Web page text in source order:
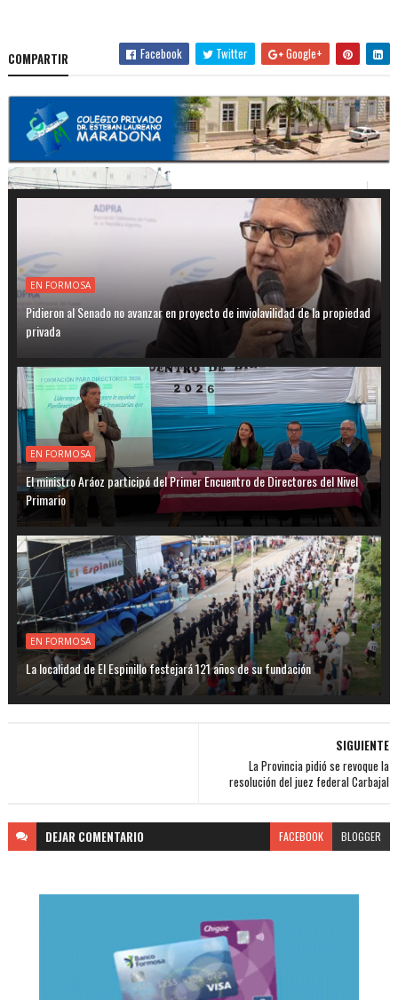
COMPARTIR Facebook Twitter Google+
EN FORMOSA
Pidieron al Senado no avanzar en proyecto de inviolavilidad de la propiedad
privada
EN FORMOSA
El ministro Aráoz participó del Primer Encuentro de Directores del Nivel
Primario
EN FORMOSA
La localidad de El Espinillo festejará 121 años de su fundación
SIGUIENTE
La Provincia pidió se revoque la
resolución del juez federal Carbajal
DEJAR COMENTARIO FACEBOOK BLOGGER